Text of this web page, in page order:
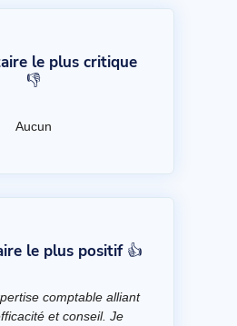
le plus critique
👎
Aucun
le plus positif 👍
comptable alliant
et conseil. Je